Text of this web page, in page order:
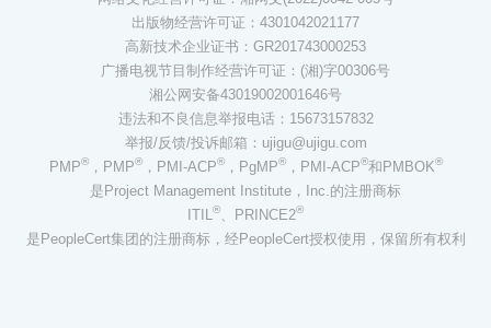
出版物经营许可证：4301042021177
高新技术企业证书：GR201743000253
广播电视节目制作经营许可证：(湘)字00306号
湘公网安备43019002001646号
违法和不良信息举报电话：15673157832
举报/反馈/投诉邮箱：ujigu@ujigu.com
PMP®，PMP®，PMI-ACP®，PgMP®，PMI-ACP®和PMBOK®
是Project Management Institute，Inc.的注册商标
ITIL®、PRINCE2®
是PeopleCert集团的注册商标，经PeopleCert授权使用，保留所有权利